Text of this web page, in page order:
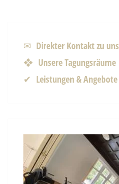
✉ Direkter Kontakt zu uns
❖ Unsere Tagungsräume
✔ Leistungen & Angebote